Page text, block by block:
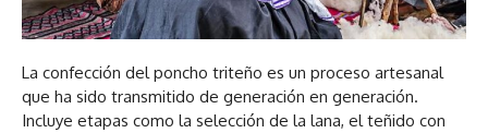
La confección del poncho triteño es un proceso artesanal
que ha sido transmitido de generación en generación.
Incluye etapas como la selección de la lana, el teñido con